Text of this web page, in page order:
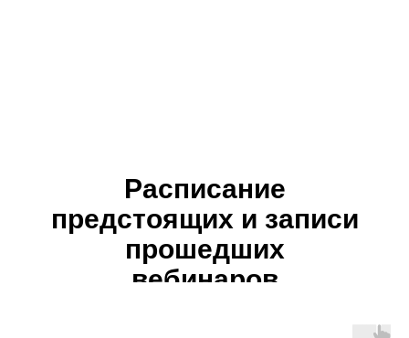
Расписание
предстоящих и записи
прошедших
вебинаров